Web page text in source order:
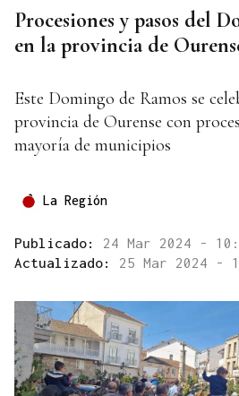
Procesiones y pasos del
en la provincia de
Este Domingo de Ramos se
provincia de Ourense con
mayoría de municipios
La Región
Publicado: 24 Mar 2024 -
Actualizado: 25 Mar 2024 -